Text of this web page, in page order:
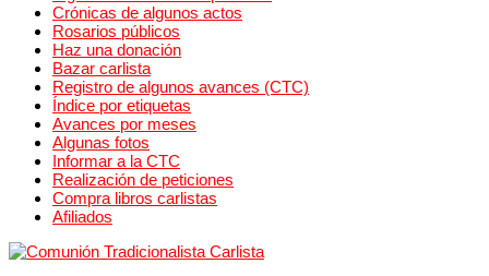
Crónicas de algunos actos
Rosarios públicos
Haz una donación
Bazar carlista
Registro de algunos avances (CTC)
Índice por etiquetas
Avances por meses
Algunas fotos
Informar a la CTC
Realización de peticiones
Compra libros carlistas
Afiliados